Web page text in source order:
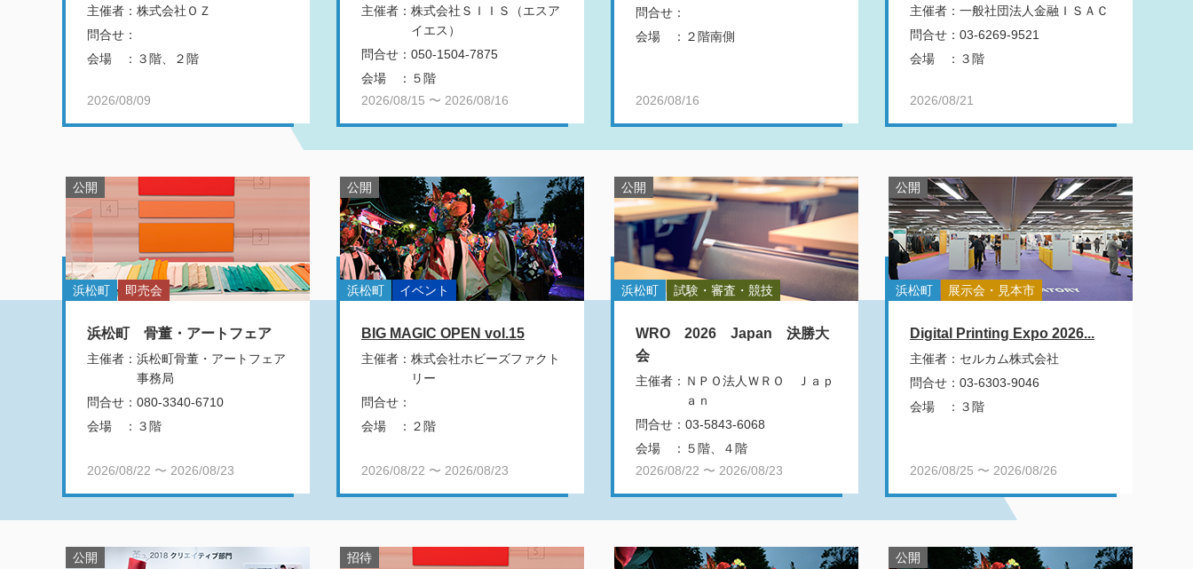
主催者 ： 株式会社ＯＺ
問合せ ：
会場
： ３階、２階
2026/08/09
主催者 ： 株式会社ＳＩＩＳ（エスア
イエス）
問合せ ： 050-1504-7875
会場
： ５階
2026/08/15 〜 2026/08/16
問合せ ：
会場
： ２階南側
2026/08/16
主催者 ： 一般社団法人金融ＩＳＡＣ
問合せ ： 03-6269-9521
会場
： ３階
2026/08/21
公開
浜松町 即売会
浜松町 骨董・アートフェア
主催者 ： 浜松町骨董・アートフェア
事務局
問合せ ： 080-3340-6710
会場
： ３階
2026/08/22 〜 2026/08/23
公開
浜松町 イベント
BIG MAGIC OPEN vol.15
主催者 ： 株式会社ホビーズファクト
リー
問合せ ：
会場
： ２階
2026/08/22 〜 2026/08/23
公開
浜松町 試験・審査・競技
WRO 2026 Japan 決勝大
会
主催者 ： ＮＰＯ法人ＷＲＯ Ｊａｐ
ａｎ
問合せ ： 03-5843-6068
会場
： ５階、４階
2026/08/22 〜 2026/08/23
公開
浜松町 展示会・見本市
Digital Printing Expo 2026...
主催者 ： セルカム株式会社
問合せ ： 03-6303-9046
会場
： ３階
2026/08/25 〜 2026/08/26
公開 招待 公開